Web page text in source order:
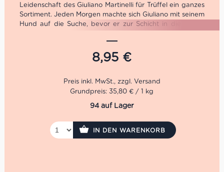
Leidenschaft des Giuliano Martinelli für Trüffel ein ganzes
Sortiment. Jeden Morgen machte sich Giuliano mit seinem
Hund auf die Suche, bevor er zur Schicht in die Fabrik
musste. 1991 machte er sich schließlich selbstständig und
bekam auf Trüffel Messen die gebührende
Aufmerksamkeit. 2001 öffneten schließlich die Pforten
Die Trüffel Tagliatelle von Giuliano Tartufi sind eine ganz
feine Delikatesse angereichert mit weißem Trüffel. Wenn
kann, gilt natürlich das Prinzipmehr ist mehr
8,95 €
Grundpreis: 35,80 € / 1 kg
94 auf Lager
IN DEN WARENKORB